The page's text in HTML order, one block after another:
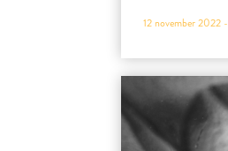
12 november 2022 -